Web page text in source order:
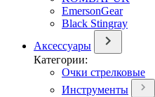
EmersonGear
Black Stingray
Аксессуары
Категории:
Очки стрелковые
Инструменты